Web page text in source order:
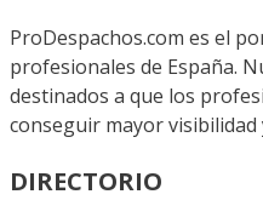
ProDespachos.com es el
profesionales de España.
destinados a que los
conseguir mayor
DIRECTORIO